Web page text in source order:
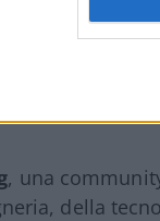
processo
, una
della